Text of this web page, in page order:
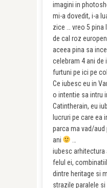
imagini in
mi-a dovedit, i-a
zice … vreo 5 pina
de cal roz
aceea pina sa
celebram 4 ani de
furtuni pe ici pe
Ce iubesc eu in
o intentie sa intru
Catintherain, eu
lucruri pe care ea
parca ma vad/aud
ani
iubesc arhitectura
felul ei,
dintre heritage si
strazile paralele